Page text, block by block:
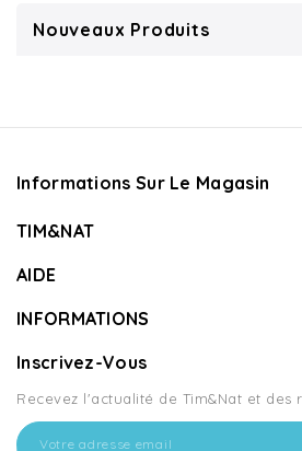
Nouveaux Produits
Informations Sur Le Magasin
TIM&NAT
AIDE
INFORMATIONS
Inscrivez-Vous
Recevez l'actualité de Tim&Nat et des